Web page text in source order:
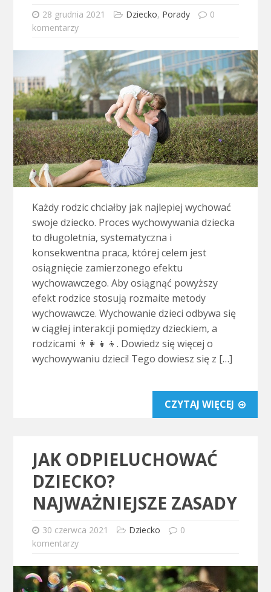
28 grudnia 2021 Dziecko, Porady
0
komentarzy
Każdy rodzic chciałby jak najlepiej wychować
swoje dziecko. Proces wychowywania dziecka
to długoletnia, systematyczna i
konsekwentna praca, której celem jest
osiągnięcie zamierzonego efektu
wychowawczego. Aby osiągnąć powyższy
efekt rodzice stosują rozmaite metody
wychowawcze. Wychowanie dzieci odbywa się
w ciągłej interakcji pomiędzy dzieckiem, a
rodzicami 👨‍👩‍👧‍👦. Dowiedz się więcej o
wychowywaniu dzieci! Tego dowiesz się z […]
CZYTAJ WIĘCEJ
JAK ODPIELUCHOWAĆ
DZIECKO?
NAJWAŻNIEJSZE ZASADY
30 czerwca 2021 Dziecko
0
komentarzy